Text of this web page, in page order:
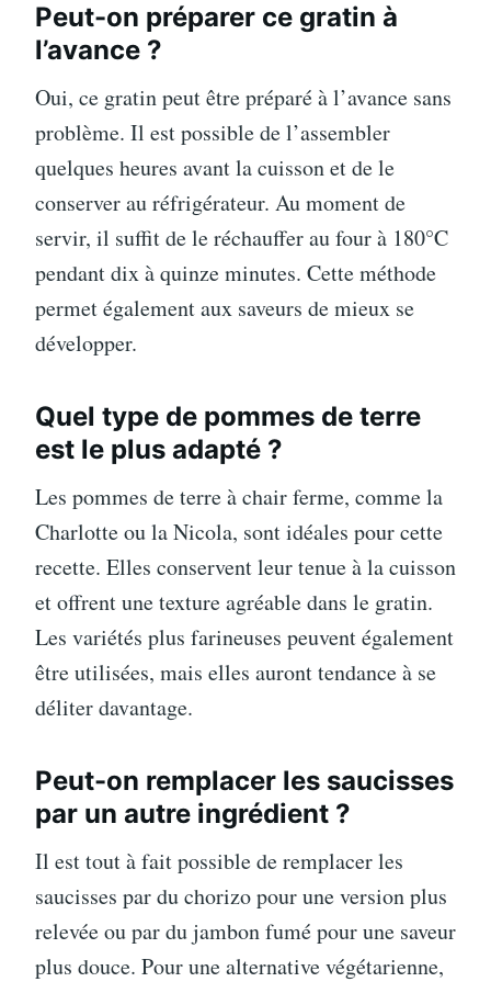
Peut-on préparer ce gratin à
l’avance ?
Oui, ce gratin peut être préparé à l’avance sans
problème. Il est possible de l’assembler
quelques heures avant la cuisson et de le
conserver au réfrigérateur. Au moment de
servir, il suffit de le réchauffer au four à 180°C
pendant dix à quinze minutes. Cette méthode
permet également aux saveurs de mieux se
développer.
Quel type de pommes de terre
est le plus adapté ?
Les pommes de terre à chair ferme, comme la
Charlotte ou la Nicola, sont idéales pour cette
recette. Elles conservent leur tenue à la cuisson
et offrent une texture agréable dans le gratin.
Les variétés plus farineuses peuvent également
être utilisées, mais elles auront tendance à se
déliter davantage.
Peut-on remplacer les saucisses
par un autre ingrédient ?
Il est tout à fait possible de remplacer les
saucisses par du chorizo pour une version plus
relevée ou par du jambon fumé pour une saveur
plus douce. Pour une alternative végétarienne,